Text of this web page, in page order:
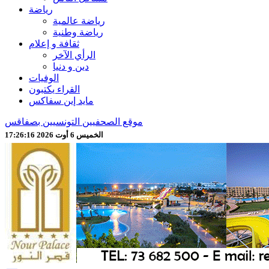
رياضة
رياضة عالمية
رياضة وطنية
ثقافة و إعلام
الرأي الآخر
دين و دنيا
الوفيات
القراء يكتبون
مايد إين سفاكس
موقع الصحفيين التونسيين بصفاقس
الخميس 6 أوت 2026 17:26:17